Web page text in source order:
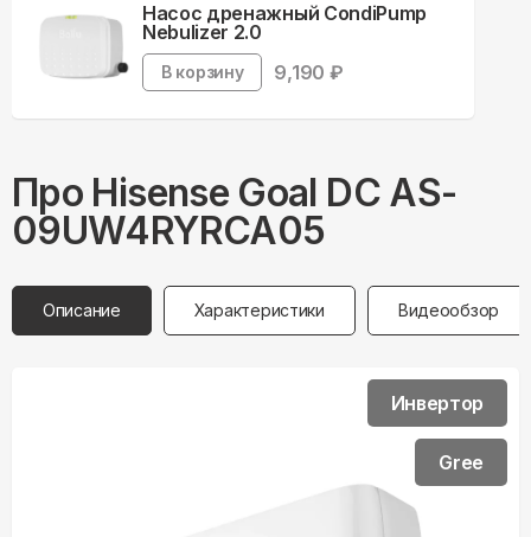
Насос дренажный CondiPump
Nebulizer 2.0
В корзину 9,190 ₽
Про Hisense Goal DC AS-
09UW4RYRCA05
Описание Характеристики Видеообзор
Инвертор
Gree